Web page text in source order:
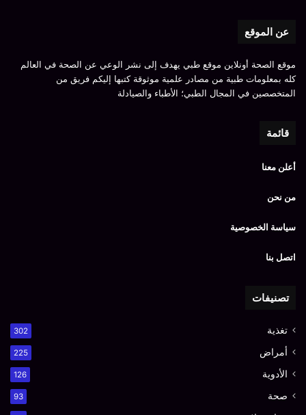
عن الموقع
موقع الصحة أونلاين موقع طبي يهدف إلى نشر الوعي عن الصحة في العالم
كله بمعلومات طبية من مصادر علمية موثوقة كتبها إليكم فريق من
المتخصصين في المجال الطبي؛ الأطباء والصيادلة
قائمة
أعلن معنا
من نحن
سياسة الخصوصية
اتصل بنا
تصنيفات
تغذية 302
أمراض 225
الأدوية 126
صحة 93